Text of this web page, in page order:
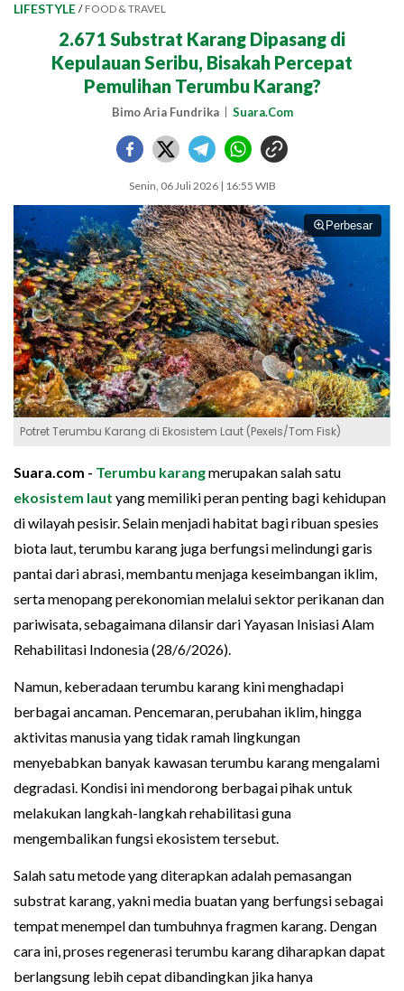
LIFESTYLE / FOOD & TRAVEL
2.671 Substrat Karang Dipasang di
Kepulauan Seribu, Bisakah Percepat
Pemulihan Terumbu Karang?
Bimo Aria Fundrika Suara.Com
Senin, 06 Juli 2026 | 16:55 WIB
Perbesar
Potret Terumbu Karang di Ekosistem Laut (Pexels/Tom Fisk)
Suara.com - Terumbu karangmerupakan salah satu
ekosistem laut yang memiliki peran penting bagi kehidupan
di wilayah pesisir. Selain menjadi habitat bagi ribuan spesies
biota laut, terumbu karang juga berfungsi melindungi garis
pantai dari abrasi, membantu menjaga keseimbangan iklim,
serta menopang perekonomian melalui sektor perikanan dan
pariwisata, sebagaimana dilansir dari Yayasan Inisiasi Alam
Rehabilitasi Indonesia (28/6/2026).
Namun, keberadaan terumbu karang kini menghadapi
berbagai ancaman. Pencemaran, perubahan iklim, hingga
aktivitas manusia yang tidak ramah lingkungan
menyebabkan banyak kawasan terumbu karang mengalami
degradasi. Kondisi ini mendorong berbagai pihak untuk
melakukan langkah-langkah rehabilitasi guna
mengembalikan fungsi ekosistem tersebut.
Salah satu metode yang diterapkan adalah pemasangan
substrat karang, yakni media buatan yang berfungsi sebagai
tempat menempel dan tumbuhnya fragmen karang. Dengan
cara ini, proses regenerasi terumbu karang diharapkan dapat
berlangsung lebih cepat dibandingkan jika hanya